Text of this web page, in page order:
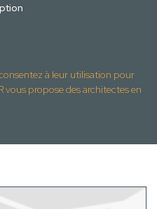
à leur utilisation pour
vous propose des architectes en